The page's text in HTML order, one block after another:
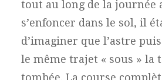
tout au long de la journée
s’enfoncer dans le sol, il
d’imaginer que l’astre
le même trajet « sous » la
tombée. La course